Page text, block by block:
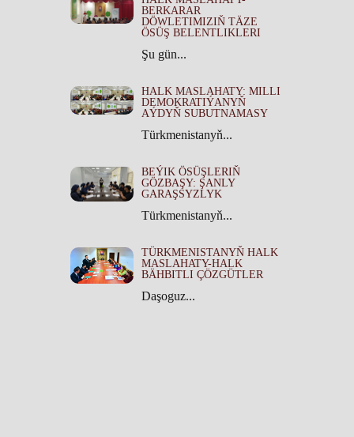
BERKARAR
DÖWLETIMIZIŇ TÄZE
ÖSÜŞ BELENTLIKLERI
Şu gün...
HALK MASLAHATY: MILLI
DEMOKRATIÝANYŇ
AÝDYŇ SUBUTNAMASY
Türkmenistanyň...
BEÝIK ÖSÜŞLERIŇ
GÖZBAŞY: ŞANLY
GARAŞSYZLYK
Türkmenistanyň...
TÜRKMENISTANYŇ HALK
MASLAHATY-HALK
BÄHBITLI ÇÖZGÜTLER
Daşoguz...